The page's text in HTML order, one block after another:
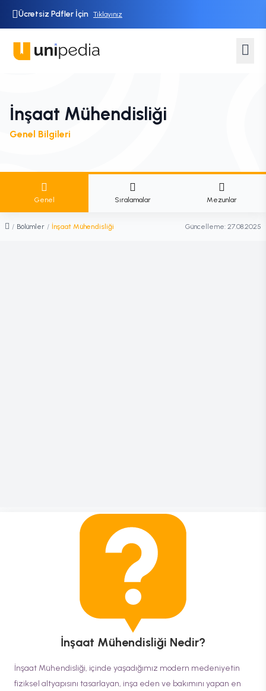
Ücretsiz Pdfler İçin Tıklayınız
İnşaat Mühendisliği
Genel Bilgileri
Genel Sıralamalar Mezunlar
/ Bölümler / İnşaat Mühendisliği Güncelleme: 27.08.2025
İnşaat Mühendisliği Nedir?
İnşaat Mühendisliği, içinde yaşadığımız modern medeniyetin
fiziksel altyapısını tasarlayan, inşa eden ve bakımını yapan en